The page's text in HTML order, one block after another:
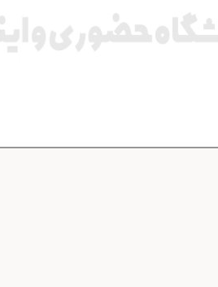
کاسه نمد ماشین